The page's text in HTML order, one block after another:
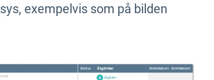
exempelvis som på bilden